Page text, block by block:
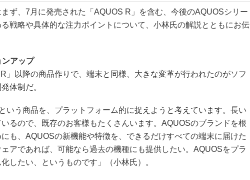
ず、7月に発売された「AQUOS R」を含む、今後のAQUOSシリー
戦略や具体的な注力ポイントについて、小林氏の解説とともにお伝
ンアップ
」以降の商品作りで、端末と同様、大きな変革が行われたのがソフ
体制だ。
いう商品を、プラットフォーム的に捉えようと考えています。長い
るので、既存のお客様もたくさんいます。AQUOSのブランドを根
も、AQUOSの新機能や特徴を、できるだけすべての端末に届けた
アであれば、可能なら過去の機種にも提供したい。AQUOSをプラ
したい、というものです」（小林氏）。